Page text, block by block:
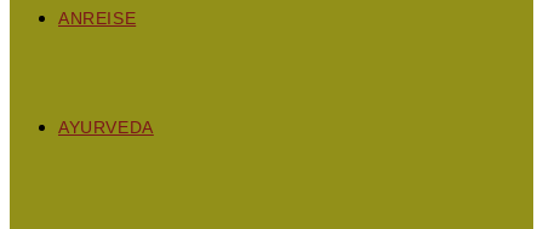
ANREISE
AYURVEDA